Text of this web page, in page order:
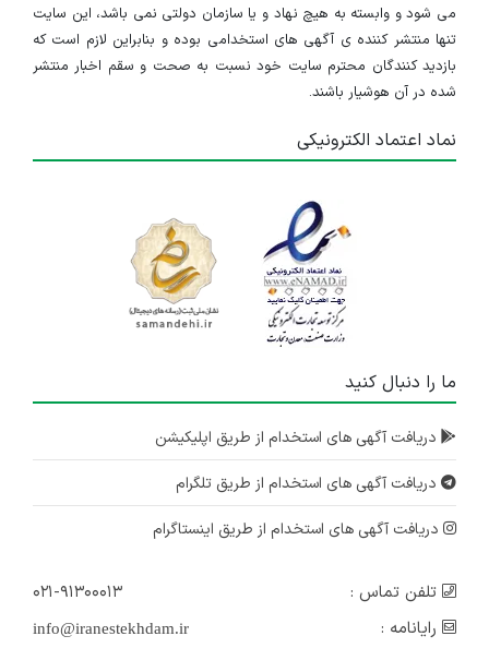
کمک انباردار
آذربایجان شرقی
آذربایجان شرقی
کمک انباردار
آذربایجان شرقی
۱۰ ماه پیش
استخدام کارشناس فروش
آذربایجان شرقی
می شود و وابسته به هیچ نهاد و یا سازمان دولتی نمی باشد، این سایت
تنها منتشر کننده ی آگهی های استخدامی بوده و بنابراین لازم است که
بازدید کنندگان محترم سایت خود نسبت به صحت و سقم اخبار منتشر
شده در آن هوشیار باشند.
نماد اعتماد الکترونیکی
ما را دنبال کنید
دریافت آگهی های استخدام از طریق اپلیکیشن
دریافت آگهی های استخدام از طریق تلگرام
دریافت آگهی های استخدام از طریق اینستاگرام
تلفن تماس :
۰۲۱-۹۱۳۰۰۰۱۳
رایانامه :
info@iranestekhdam.ir